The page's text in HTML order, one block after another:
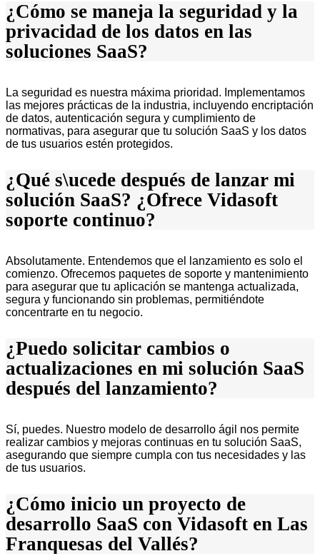
¿Cómo se maneja la seguridad y la
privacidad de los datos en las
soluciones SaaS?
La seguridad es nuestra máxima prioridad. Implementamos
las mejores prácticas de la industria, incluyendo encriptación
de datos, autenticación segura y cumplimiento de
normativas, para asegurar que tu solución SaaS y los datos
de tus usuarios estén protegidos.
¿Qué s\ucede después de lanzar mi
solución SaaS? ¿Ofrece Vidasoft
soporte continuo?
Absolutamente. Entendemos que el lanzamiento es solo el
comienzo. Ofrecemos paquetes de soporte y mantenimiento
para asegurar que tu aplicación se mantenga actualizada,
segura y funcionando sin problemas, permitiéndote
concentrarte en tu negocio.
¿Puedo solicitar cambios o
actualizaciones en mi solución SaaS
después del lanzamiento?
Sí, puedes. Nuestro modelo de desarrollo ágil nos permite
realizar cambios y mejoras continuas en tu solución SaaS,
asegurando que siempre cumpla con tus necesidades y las
de tus usuarios.
¿Cómo inicio un proyecto de
desarrollo SaaS con Vidasoft en Las
Franquesas del Vallés?